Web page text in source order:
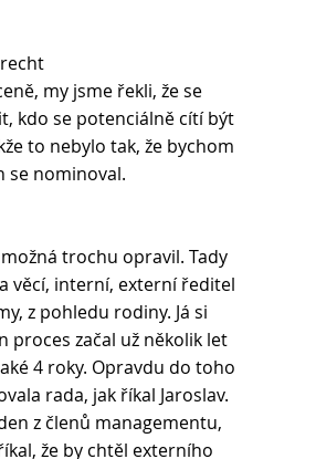
my jsme řekli, že se
kdo se potenciálně cítí být
to nebylo tak, že bychom
se nominoval.
trochu opravil. Tady
věcí, interní, externí ředitel
z pohledu rodiny. Já si
proces začal už několik let
4 roky. Opravdu do toho
rada, jak říkal Jaroslav.
z členů managementu,
že by chtěl externího